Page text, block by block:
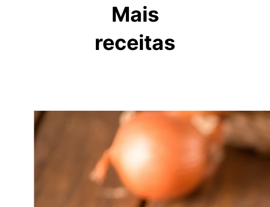
Mais
receitas